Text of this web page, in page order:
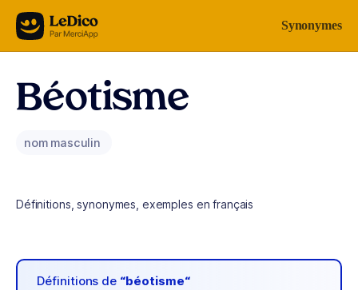
Aller au contenu Synonymes
Béotisme
nom masculin
Définitions, synonymes, exemples en français
Définitions de “béotisme“